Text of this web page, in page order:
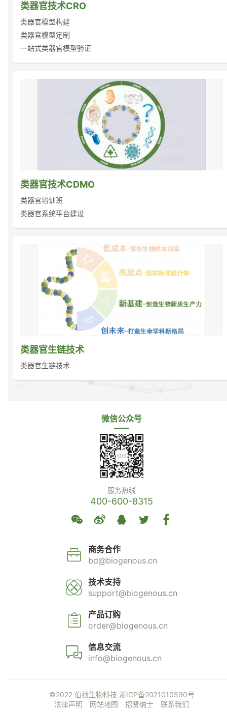
类器官技术CRO
类器官模型构建
类器官模型定制
一站式类器官模型验证
类器官技术CDMO
类器官培训班
类器官系统平台建设
类器官生链技术
类器官生链技术
微信公众号
服务热线
400-600-8315
商务合作
bd@biogenous.cn
技术支持
support@biogenous.cn
产品订购
order@biogenous.cn
信息交流
info@biogenous.cn
©2022 伯桢生物科技 浙ICP备2021010590号
法律声明
网站地图 招贤纳士 联系我们